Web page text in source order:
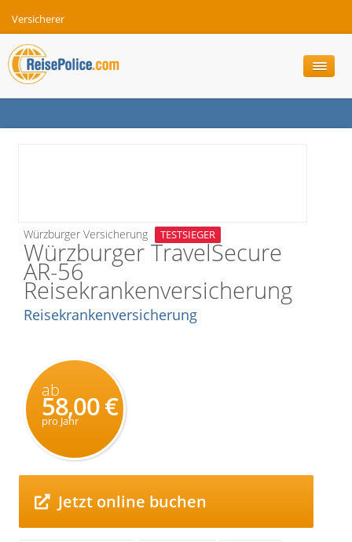
Versicherer
Würzburger Versicherung TESTSIEGER
Würzburger TravelSecure
AR-56
Reisekrankenversicherung
Reisekrankenversicherung
ab
58,00 €
pro Jahr
Jetzt online buchen